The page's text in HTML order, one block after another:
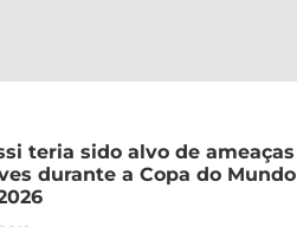
teria sido alvo de ameaças
durante a Copa do Mundo